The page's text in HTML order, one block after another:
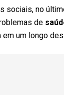
sociais, no
de
um longo